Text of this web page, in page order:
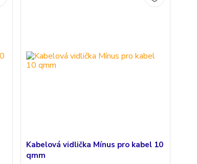
Kabelová vidlička Mínus pro kabel 10
qmm